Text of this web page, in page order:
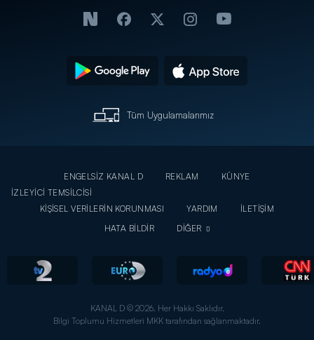
Tüm Uygulamalarımız
ENGELSİZ KANAL D REKLAM
KÜNYE
İZLEYİCİ TEMSİLCİSİ
KİŞİSEL VERİLERİN KORUNMASI
YARDIM
İLETİŞİM
HATA BİLDİR
DİĞER
KANAL D © 2026. Her Hakkı Saklıdır.
Bilgi Toplumu Hizmetleri MKK tarafından sağlanmaktadır.